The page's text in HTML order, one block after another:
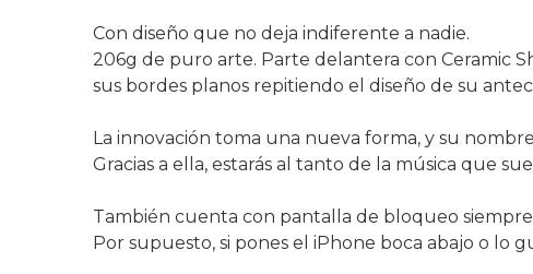
Con diseño que no deja indiferente a nadie.
206g de puro arte. Parte delantera con Ceramic
sus bordes planos repitiendo el diseño de su
La innovación toma una nueva forma, y su
Gracias a ella, estarás al tanto de la música que
También cuenta con pantalla de bloqueo
Por supuesto, si pones el iPhone boca abajo o lo